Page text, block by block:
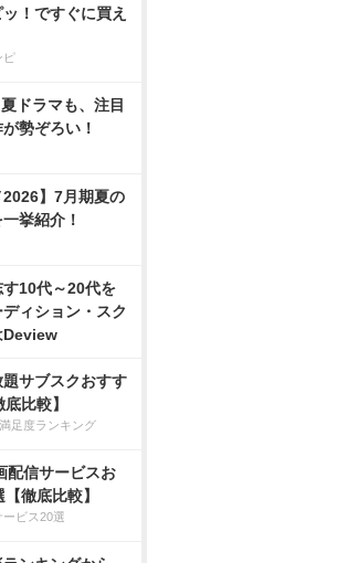
！ですぐに買え
ピ
ドラマも、注目
勢ぞろい！
2026】7月期夏の
挙紹介！
10代～20代を
ィション・スク
Deview
サブスクおすす
比較】
足度ランキング
配信サービスお
徹底比較】
ビス20選